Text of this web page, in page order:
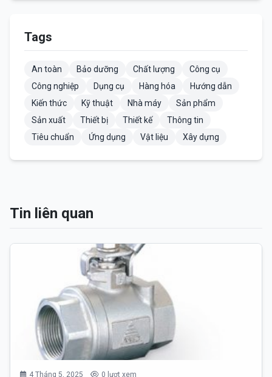
Tags
An toàn Bảo dưỡng Chất lượng
Công cụ
Công nghiệp
Dụng cụ Hàng hóa
Hướng dẫn
Kiến thức
Kỹ thuật Nhà máy
Sản phẩm
Sản xuất
Thiết bị Thiết kế
Thông tin
Tiêu chuẩn
Ứng dụng Vật liệu Xây dựng
Tin liên quan
4 Tháng 5, 2025 0 lượt xem